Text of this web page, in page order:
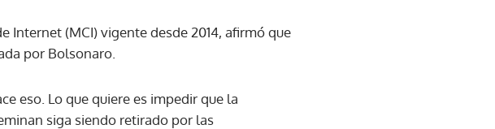
(MCI) vigente desde 2014, afirmó que
por Bolsonaro.
eso. Lo que quiere es impedir que la
siga siendo retirado por las